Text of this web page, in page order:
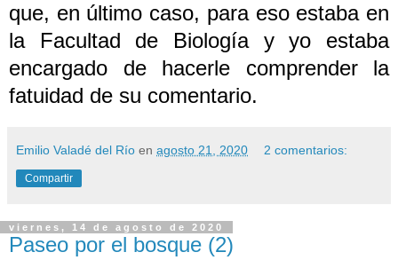
que, en último caso, para eso estaba en
la Facultad de Biología y yo estaba
encargado de hacerle comprender la
fatuidad de su comentario.
Emilio Valadé del Río en agosto 21, 2020 2 comentarios:
Compartir
viernes, 14 de agosto de 2020
Paseo por el bosque (2)